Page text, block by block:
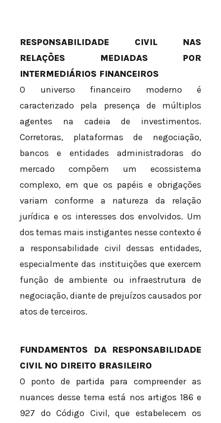
RESPONSABILIDADE CIVIL NAS
RELAÇÕES MEDIADAS POR
INTERMEDIÁRIOS FINANCEIROS
O universo financeiro moderno é
caracterizado pela presença de múltiplos
agentes na cadeia de investimentos.
Corretoras, plataformas de negociação,
bancos e entidades administradoras do
mercado compõem um ecossistema
complexo, em que os papéis e obrigações
variam conforme a natureza da relação
jurídica e os interesses dos envolvidos. Um
dos temas mais instigantes nesse contexto é
a responsabilidade civil dessas entidades,
especialmente das instituições que exercem
função de ambiente ou infraestrutura de
negociação, diante de prejuízos causados por
atos de terceiros.
FUNDAMENTOS DA RESPONSABILIDADE
CIVIL NO DIREITO BRASILEIRO
O ponto de partida para compreender as
nuances desse tema está nos artigos 186 e
927 do Código Civil, que estabelecem os